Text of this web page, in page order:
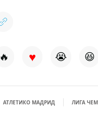
🔥 ♥ 😭 😆
АТЛЕТИКО МАДРИД ЛИГА